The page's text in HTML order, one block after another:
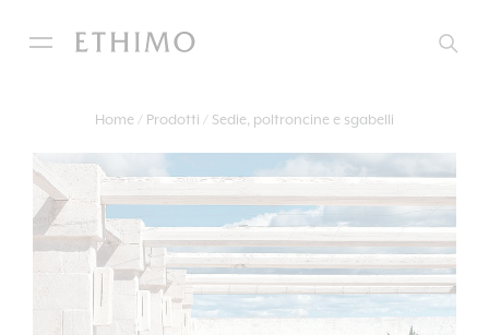
Home Prodotti Sedie, poltroncine e sgabelli